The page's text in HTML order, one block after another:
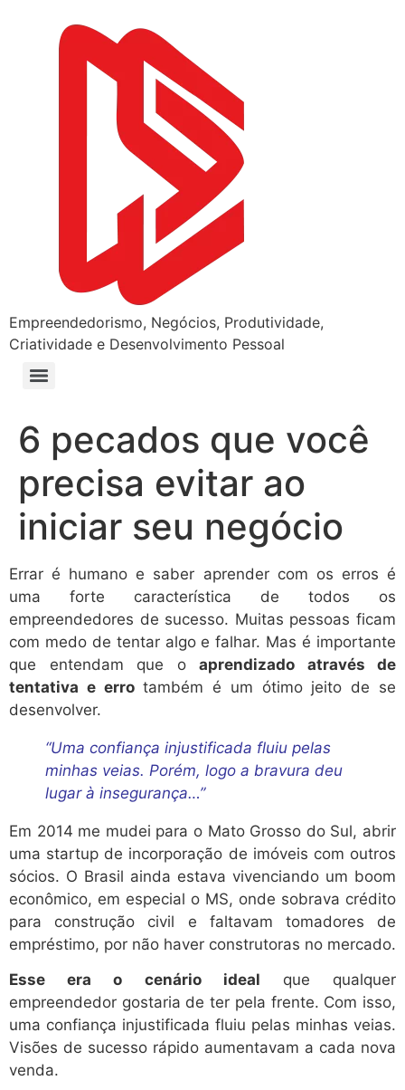
Empreendedorismo, Negócios, Produtividade,
Criatividade e Desenvolvimento Pessoal
6 pecados que você
precisa evitar ao
iniciar seu negócio
Errar é humano e saber aprender com os erros é
uma forte característica de todos os
empreendedores de sucesso. Muitas pessoas ficam
com medo de tentar algo e falhar. Mas é importante
que entendam que o
aprendizado através de
tentativa e errotambém é um ótimo jeito de se
desenvolver.
“Uma confiança injustificada fluiu pelas
minhas veias. Porém, logo a bravura deu
lugar à insegurança…”
Em 2014 me mudei para o Mato Grosso do Sul, abrir
uma startup de incorporação de imóveis com outros
sócios. O Brasil ainda estava vivenciando um boom
econômico, em especial o MS, onde sobrava crédito
para construção civil e faltavam tomadores de
empréstimo, por não haver construtoras no mercado.
Esse era o cenário ideal que qualquer
empreendedor gostaria de ter pela frente. Com isso,
uma confiança injustificada fluiu pelas minhas veias.
Visões de sucesso rápido aumentavam a cada nova
venda.